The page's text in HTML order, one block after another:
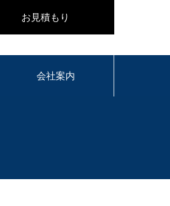
お見積もり
会社案内